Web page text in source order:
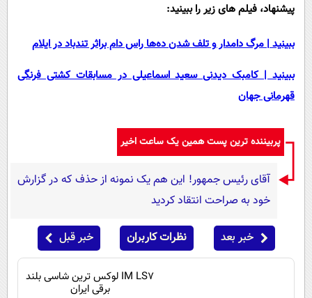
پیشنهاد، فیلم های زیر را ببینید:
ببینید | مرگ دامدار و تلف شدن ده‌ها راس دام براثر تندباد در ایلام
ببینید | کامبک دیدنی سعید اسماعیلی در مسابقات کشتی فرنگی
قهرمانی جهان
پربیننده ترین پست همین یک ساعت اخیر
آقای رئیس جمهور! این هم یک نمونه از حذف که در گزارش
خود به صراحت انتقاد کردید
خبر بعد نظرات کاربران خبر قبل
IM LS7 لوکس ترین شاسی بلند
برقی ایران